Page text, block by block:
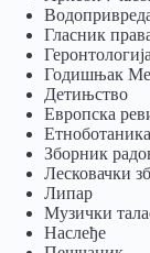
Гласник
Геронтологија
Годишњак
Детињство
Европска
Eтноботаника
Зборник
Лесковачки
Липар
Музички
Наслеђе